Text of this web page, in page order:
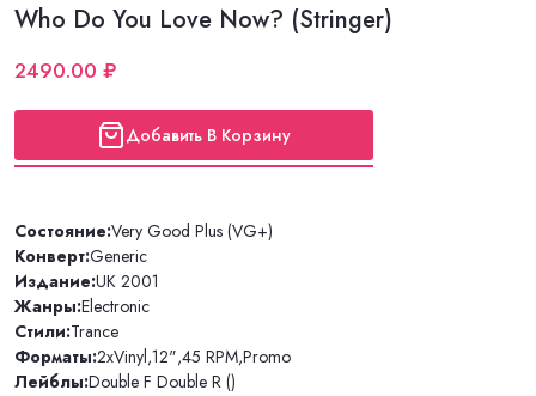
Who Do You Love Now? (Stringer)
2490.00 ₽
Добавить В Корзину
Состояние:Very Good Plus (VG+)
Конверт:Generic
Издание:UK 2001
Жанры:Electronic
Стили:Trance
Форматы:2xVinyl,12",45 RPM,Promo
Лейблы:Double F Double R ()